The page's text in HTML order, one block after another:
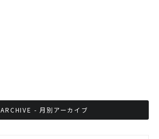
ARCHIVE - 月別アーカイブ